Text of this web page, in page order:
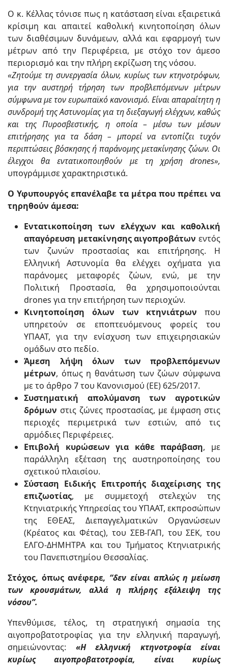
Ο κ. Κέλλας τόνισε πως η κατάσταση είναι εξαιρετικά
κρίσιμη και απαιτεί καθολική κινητοποίηση όλων
των διαθέσιμων δυνάμεων, αλλά και εφαρμογή των
μέτρων από την Περιφέρεια, με στόχο τον άμεσο
περιορισμό και την πλήρη εκρίζωση της νόσου.
«Ζητούμε τη συνεργασία όλων, κυρίως των κτηνοτρόφων,
για την αυστηρή τήρηση των προβλεπόμενων μέτρων
σύμφωνα με τον ευρωπαϊκό κανονισμό. Είναι απαραίτητη η
συνδρομή της Αστυνομίας για τη διεξαγωγή ελέγχων, καθώς
και της Πυροσβεστικής, η οποία – μέσω των μέσων
επιτήρησης για τα δάση – μπορεί να εντοπίζει τυχόν
περιπτώσεις βόσκησης ή παράνομης μετακίνησης ζώων. Οι
έλεγχοι θα εντατικοποιηθούν με τη χρήση drones»,
υπογράμμισε χαρακτηριστικά.
Ο Υφυπουργός επανέλαβε τα μέτρα που πρέπει να
τηρηθούν άμεσα:
Εντατικοποίηση των ελέγχων και καθολική
απαγόρευση μετακίνησης αιγοπροβάτων εντός
των ζωνών προστασίας και επιτήρησης. Η
Ελληνική Αστυνομία θα ελέγχει οχήματα για
παράνομες μεταφορές ζώων, ενώ, με την
Πολιτική Προστασία, θα χρησιμοποιούνται
drones για την επιτήρηση των περιοχών.
Κινητοποίηση όλων των κτηνιάτρων που
υπηρετούν σε εποπτευόμενους φορείς του
ΥΠΑΑΤ, για την ενίσχυση των επιχειρησιακών
ομάδων στο πεδίο.
Άμεση λήψη όλων των προβλεπόμενων
μέτρων, όπως η θανάτωση των ζώων σύμφωνα
με το άρθρο 7 του Κανονισμού (ΕΕ) 625/2017.
Συστηματική απολύμανση των αγροτικών
δρόμων στις ζώνες προστασίας, με έμφαση στις
περιοχές περιμετρικά των εστιών, από τις
αρμόδιες Περιφέρειες.
Επιβολή κυρώσεων για κάθε παράβαση, με
παράλληλη εξέταση της αυστηροποίησης του
σχετικού πλαισίου.
Σύσταση Ειδικής Επιτροπής διαχείρισης της
επιζωοτίας, με συμμετοχή στελεχών της
Κτηνιατρικής Υπηρεσίας του ΥΠΑΑΤ, εκπροσώπων
της ΕΘΕΑΣ, Διεπαγγελματικών Οργανώσεων
(Κρέατος και Φέτας), του ΣΕΒ-ΓΑΠ, του ΣΕΚ, του
ΕΛΓΟ-ΔΗΜΗΤΡΑ και του Τμήματος Κτηνιατρικής
του Πανεπιστημίου Θεσσαλίας.
Στόχος, όπως ανέφερε, “δεν είναι απλώς η μείωση
των κρουσμάτων, αλλά η πλήρης εξάλειψη της
νόσου”.
Υπενθύμισε, τέλος, τη στρατηγική σημασία της
αιγοπροβατοτροφίας για την ελληνική παραγωγή,
σημειώνοντας: «Η ελληνική κτηνοτροφία είναι
κυρίως αιγοπροβατοτροφία, είναι κυρίως